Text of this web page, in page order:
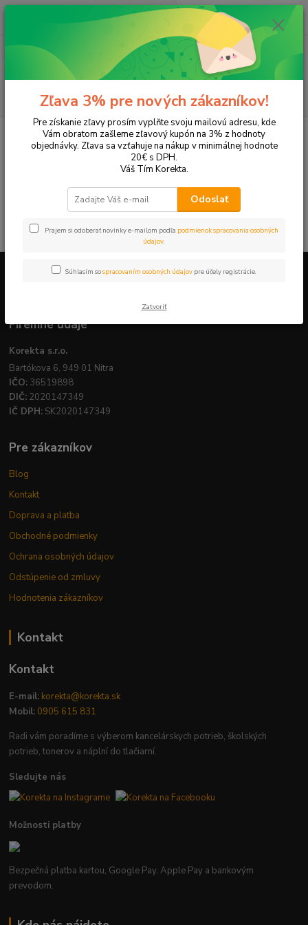
Hľadať
ks
za 0,00 EUR
Kancelárska technika Nabíjačky, batérie Nabíjačky, adaptéry
Nabíjačky, adaptéry
V tejto kategórii nebol nájdený žiadny tovar.
Firemné údaje
Korekta s.r.o.
Bartókova 6, 949 01 Nitra
IČO: 36519898
DIČ: 2020147349
IČ DPH: SK2020147349
Pre zákazníkov
Blog
Kontakt
Doprava a platba
Obchodné podmienky
Ochrana osobných údajov
Odstúpenie od zmluvy
Hodnotenia zákazníkov
Kontakt
Kontakt
E-mail: korekta@korekta.sk
Mobil: 0905 615 831
Radi vám poradíme s výberom kancelárskych potrieb, školských
potrieb, tonerov a náplní do tlačiarní.
Sledujte nás
Možnosti platby
Bezpečná platba kartou, Google Pay, Apple Pay a bankovým
prevodom.
Zľava 3% pre nových zákazníkov!
Pre získanie zľavy prosím vyplňte svoju mailovú adresu, kde
Vám obratom zašleme zľavový kupón na 3% z hodnoty
objednávky. Zľava sa vzťahuje na nákup v minimálnej hodnote
20€ s DPH.
Váš Tím Korekta.
Odoslať
Prajem si odoberať novinky e-mailom podľa podmienok spracovania osobných
údajov.
Súhlasím sospracovaním osobných údajov pre účely registrácie.
Zatvoriť